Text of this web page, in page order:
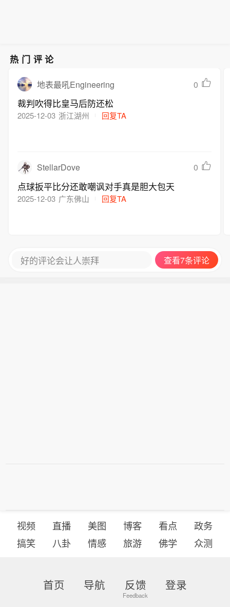
热门评论
地表最吼Engineering 0
裁判吹得比皇马后防还松
2025-12-03 浙江湖州 回复TA
StellarDove 0
点球扳平比分还敢嘲讽对手真是胆大包天
2025-12-03 广东佛山 回复TA
好的评论会让人崇拜 查看7条评论
视频 直播 美图 博客 看点
政务
搞笑
八卦 情感 旅游 佛学 众测
首页 导航 反馈 登录